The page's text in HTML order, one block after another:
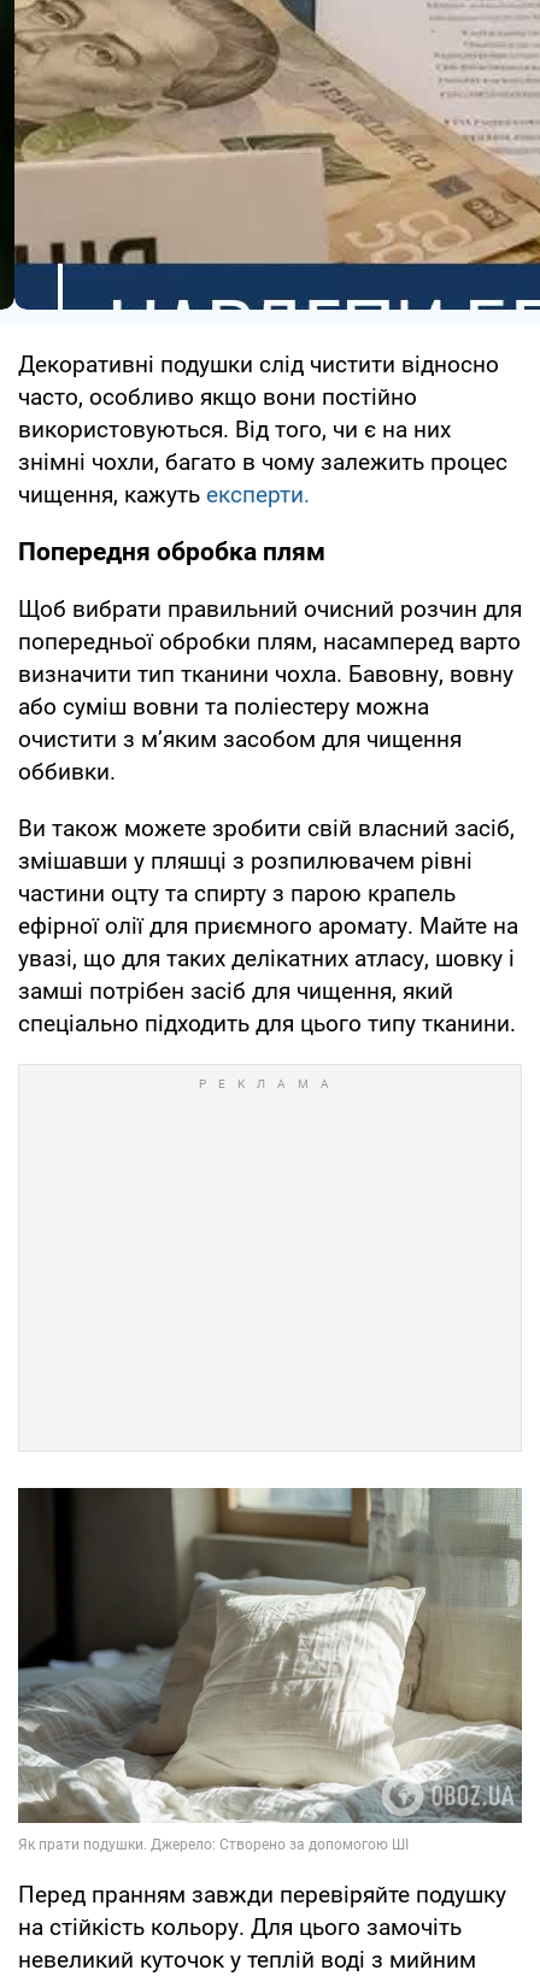
Декоративні подушки слід чистити відносно
часто, особливо якщо вони постійно
використовуються. Від того, чи є на них
знімні чохли, багато в чому залежить процес
чищення, кажуть експерти.
Попередня обробка плям
Щоб вибрати правильний очисний розчин для
попередньої обробки плям, насамперед варто
визначити тип тканини чохла. Бавовну, вовну
або суміш вовни та поліестеру можна
очистити з м’яким засобом для чищення
оббивки.
Ви також можете зробити свій власний засіб,
змішавши у пляшці з розпилювачем рівні
частини оцту та спирту з парою крапель
ефірної олії для приємного аромату. Майте на
увазі, що для таких делікатних атласу, шовку і
замші потрібен засіб для чищення, який
спеціально підходить для цього типу тканини.
Перед пранням завжди перевіряйте подушку
на стійкість кольору. Для цього замочіть
невеликий куточок у теплій воді з мийним